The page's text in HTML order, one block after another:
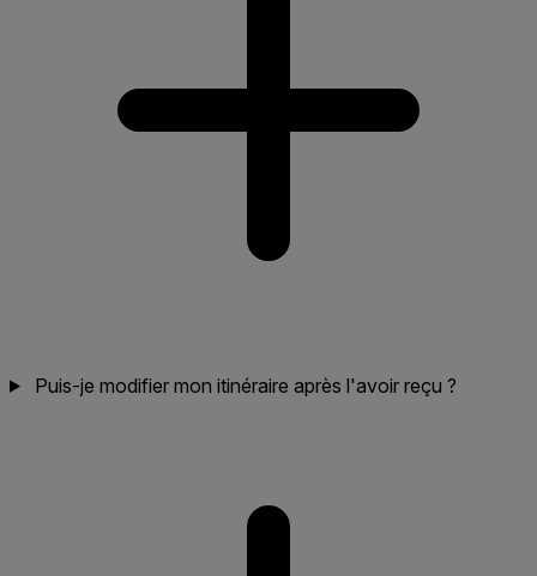
Puis-je modifier mon itinéraire après l'avoir reçu ?